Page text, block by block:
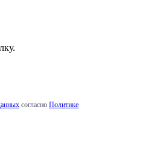
согласно Политике